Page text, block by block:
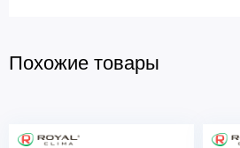
Похожие товары